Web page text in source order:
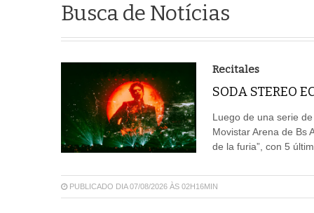
Busca de Notícias
Recitales
SODA STEREO
Luego de una serie
Movistar Arena de Bs
de la furia”, con 5
PUBLICADO DIA 07/08/2026 ÀS 02H16MIN